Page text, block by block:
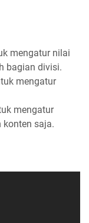
mengatur nilai
bagian divisi.
mengatur
mengatur
saja.